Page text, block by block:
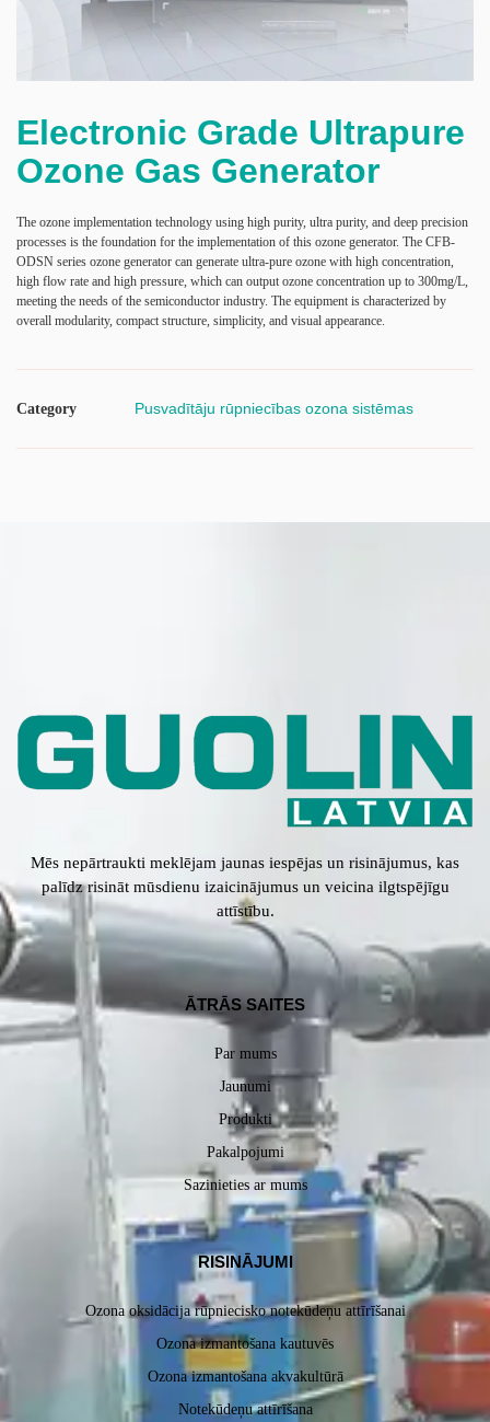
Electronic Grade Ultrapure
Ozone Gas Generator
The ozone implementation technology using high purity, ultra purity, and deep precision
processes is the foundation for the implementation of this ozone generator. The CFB-
ODSN series ozone generator can generate ultra-pure ozone with high concentration,
high flow rate and high pressure, which can output ozone concentration up to 300mg/L,
meeting the needs of the semiconductor industry. The equipment is characterized by
overall modularity, compact structure, simplicity, and visual appearance.
Category Pusvadītāju rūpniecības ozona sistēmas
Mēs nepārtraukti meklējam jaunas iespējas un risinājumus, kas
palīdz risināt mūsdienu izaicinājumus un veicina ilgtspējīgu
attīstību.
ĀTRĀS SAITES
Par mums
Jaunumi
Produkti
Pakalpojumi
Sazinieties ar mums
RISINĀJUMI
Ozona oksidācija rūpniecisko notekūdeņu attīrīšanai
Ozona izmantošana kautuvēs
Ozona izmantošana akvakultūrā
Notekūdeņu attīrīšana